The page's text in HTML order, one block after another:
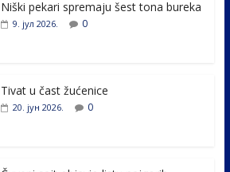
e e
Niški pekari spremaju šest tona bureka
9. јул 2026. 0
Tivat u čast žućenice
20. јун 2026. 0